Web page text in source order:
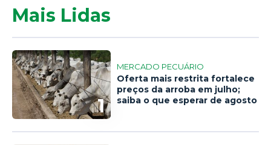
Mais Lidas
1
MERCADO PECUÁRIO
Oferta mais restrita fortalece
preços da arroba em julho;
saiba o que esperar de agosto